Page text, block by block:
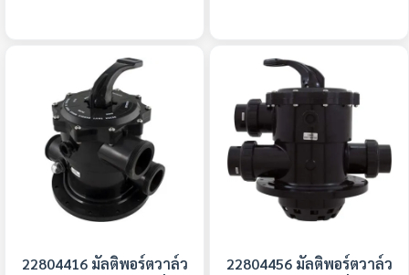
22804416 มัลติพอร์ตวาล์ว
22804456 มัลติพอร์ตวาล์ว